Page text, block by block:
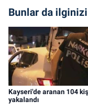
Bunlar da
Kayseri'de aranan 104
yakalandı